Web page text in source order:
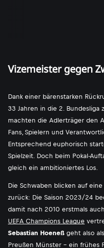
Vizemeister gegen
Dank einer bärenstarken
33 Jahren in die 2. Bundesliga
machten die Adlerträger den
Fans, Spielern und
Entsprechend euphorisch
Spielzeit. Doch beim Pokal-
gleich ein ambitioniertes Los.
Die Schwaben blicken auf
zurück: Die Saison 2023/24
damit nach 2010 erstmals
UEFA Champions League
Sebastian Hoeneß geht also
Preußen Münster - ein frühes